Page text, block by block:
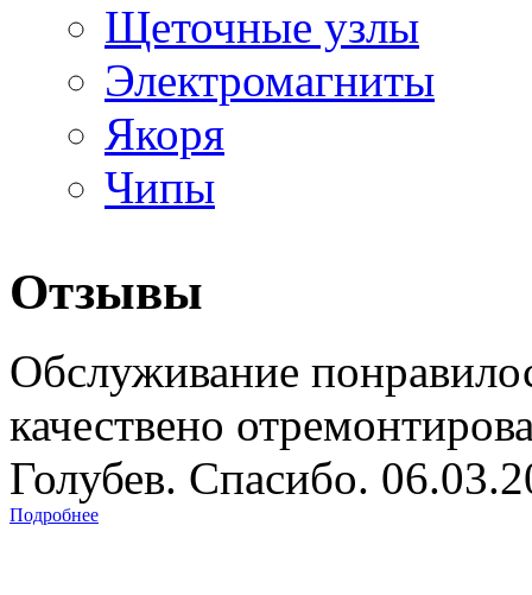
Щеточные узлы
Электромагниты
Якоря
Чипы
Отзывы
Обслуживание
качествено
Голубев. Спасибо.
Подробнее